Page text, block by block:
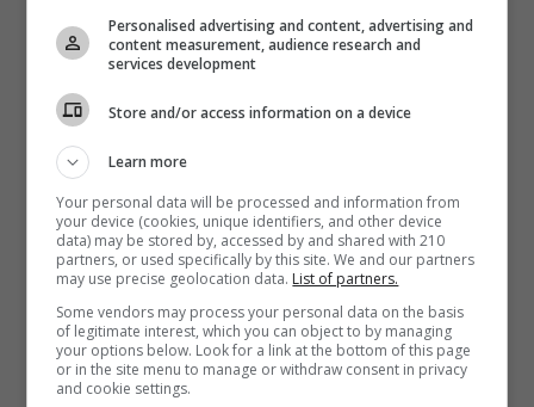
Personalised advertising and content, advertising and
content measurement, audience research and
services development
Store and/or access information on a device
Learn more
Your personal data will be processed and information from
your device (cookies, unique identifiers, and other device
data) may be stored by, accessed by and shared with 210
partners, or used specifically by this site. We and our partners
may use precise geolocation data. List of partners.
Some vendors may process your personal data on the basis
of legitimate interest, which you can object to by managing
your options below. Look for a link at the bottom of this page
or in the site menu to manage or withdraw consent in privacy
and cookie settings.